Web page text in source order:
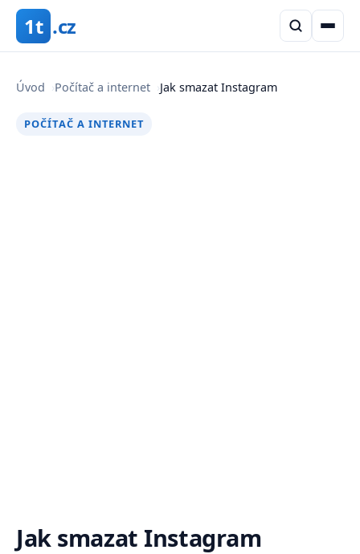
1t .cz
Úvod ›Počítač a internet ›Jak smazat Instagram
POČÍTAČ A INTERNET
Jak smazat Instagram